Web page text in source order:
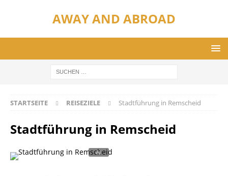
AWAY AND ABROAD
STARTSEITE REISEZIELE Stadtführung in Remscheid
Stadtführung in Remscheid